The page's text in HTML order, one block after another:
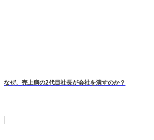
なぜ、売上病の2代目社長が会社を潰すのか？